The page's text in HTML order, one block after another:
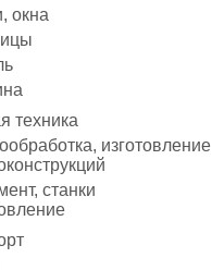
окна
техника
изготовление
станки